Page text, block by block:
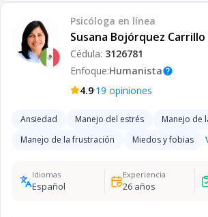
Psicóloga en línea
Susana Bojórquez Carrillo
Cédula: 3126781
Enfoque:Humanistahelp
4.9·19 opiniones
Ansiedad Manejo del estrés
Manejo de
Manejo de la frustración
Miedos y fobias
Idiomas
Español
Experiencia
26años